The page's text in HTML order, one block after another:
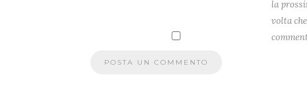
la
volta che